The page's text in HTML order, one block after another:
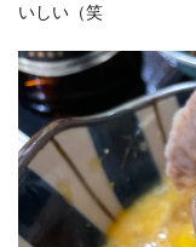
いしい（笑